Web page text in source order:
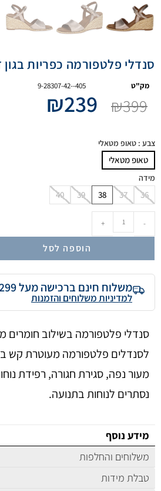
סנדלי פלטפורמה כפריות בגון
מק"ט 9-28307-42--405
₪399
₪239
צבע : טאופ מטאלי
טאופ מטאלי
מידה
36
37
38
39
40
-
+
הוספה לסל
משלוח חינם ברכישה מעל ₪299
למדיניות משלוחים והזמנות
סנדלי פלטפורמה בשילוב
מעור נפה, סגירת חגורה, רפידת
נסתרים לנוחות בתנועה.
מידע נוסף
משלוחים והחלפות
טבלת מידות